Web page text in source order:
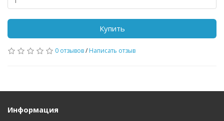
Купить
0 отзывов/ Написать отзыв
Информация